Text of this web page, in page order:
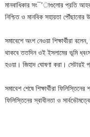
মানবাধিকার সং¯’াগুলোর প্রতি
নিশ্চিত ও মানবিক সহায়তা
সমাবেশে অংশ নেওয়া শিক্ষার্থীরা
থাকবে ততদিন ওই ইসলামের ভূমি
হওয়া। জিহাদ ঘোষণা করা। সেটারই
সমাবেশ শেষে শিক্ষার্থীরা
ফিলিস্তিনের স্বাধীনতা ও